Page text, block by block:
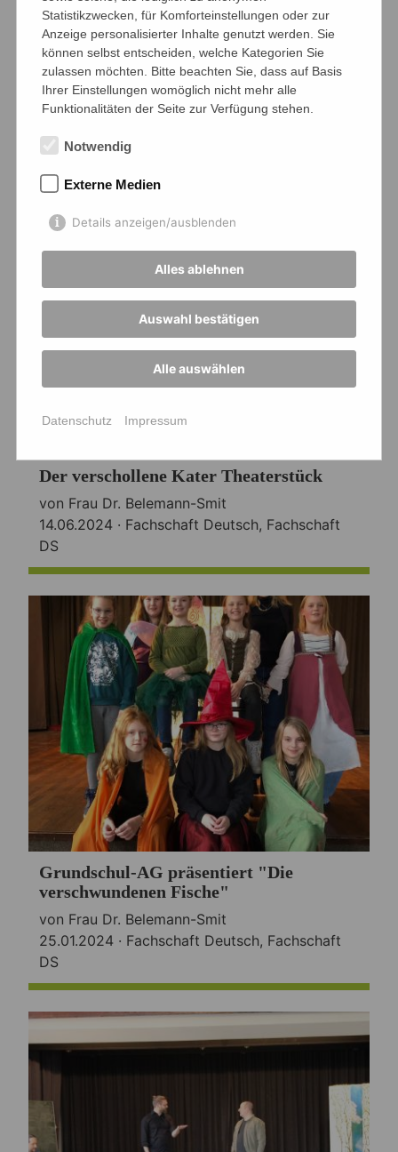
Auf der Jagd nach dem Kristall der
Allmacht
von Frau Belemann-Smit
Der verschollene Kater Theaterstück
von Frau Dr. Belemann-Smit
14.06.2024 · Fachschaft Deutsch, Fachschaft
DS
Grundschul-AG präsentiert "Die
verschwundenen Fische"
von Frau Dr. Belemann-Smit
25.01.2024 · Fachschaft Deutsch, Fachschaft
DS
Statistikzwecken, für Komforteinstellungen oder zur
Anzeige personalisierter Inhalte genutzt werden. Sie
können selbst entscheiden, welche Kategorien Sie
zulassen möchten. Bitte beachten Sie, dass auf Basis
Ihrer Einstellungen womöglich nicht mehr alle
Funktionalitäten der Seite zur Verfügung stehen.
Notwendig
Externe Medien
Details anzeigen/ausblenden
Alles ablehnen
Auswahl bestätigen
Alle auswählen
Datenschutz Impressum